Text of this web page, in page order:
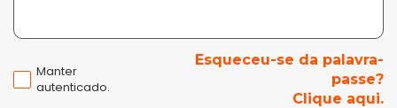
Manter
autenticado.
Esqueceu-se da palavra-
passe?
Clique aqui.